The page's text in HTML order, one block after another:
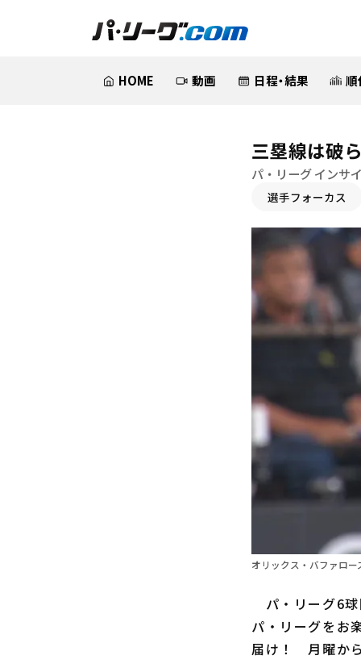
HOME 動画 日程・結果 順
三塁線は破
パ・リーグ インサ
選手フォーカス
オリックス・バファロ
パ・リーグ6球
パ・リーグをお
届け！ 月曜か